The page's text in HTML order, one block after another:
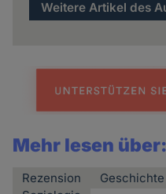
Weitere Artikel des
Mehr lesen über:
Rezension Geschichte